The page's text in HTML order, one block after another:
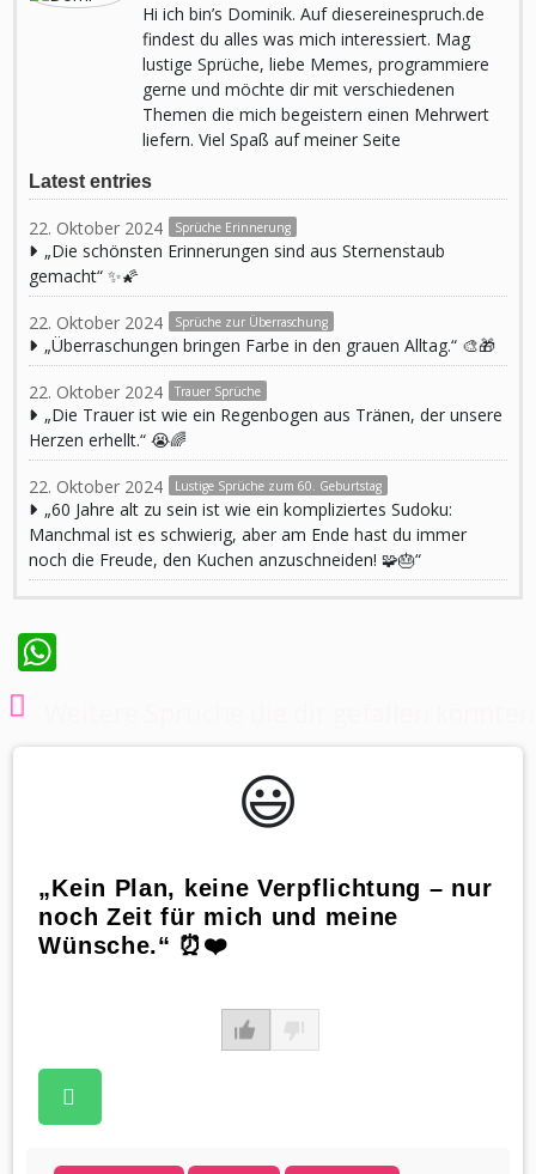
Hi ich bin’s Dominik. Auf diesereinespruch.de
findest du alles was mich interessiert. Mag
lustige Sprüche, liebe Memes, programmiere
gerne und möchte dir mit verschiedenen
Themen die mich begeistern einen Mehrwert
liefern. Viel Spaß auf meiner Seite
Latest entries
22. Oktober 2024 Sprüche Erinnerung
„Die schönsten Erinnerungen sind aus Sternenstaub
gemacht“ ✨🌠
22. Oktober 2024 Sprüche zur Überraschung
„Überraschungen bringen Farbe in den grauen Alltag.“ 🎨🎁
22. Oktober 2024 Trauer Sprüche
„Die Trauer ist wie ein Regenbogen aus Tränen, der unsere
Herzen erhellt.“ 😭🌈
22. Oktober 2024 Lustige Sprüche zum 60. Geburtstag
„60 Jahre alt zu sein ist wie ein kompliziertes Sudoku:
Manchmal ist es schwierig, aber am Ende hast du immer
noch die Freude, den Kuchen anzuschneiden! 🧩🎂“
😃️
„Kein Plan, keine Verpflichtung – nur
noch Zeit für mich und meine
Wünsche.“ ⏰❤️